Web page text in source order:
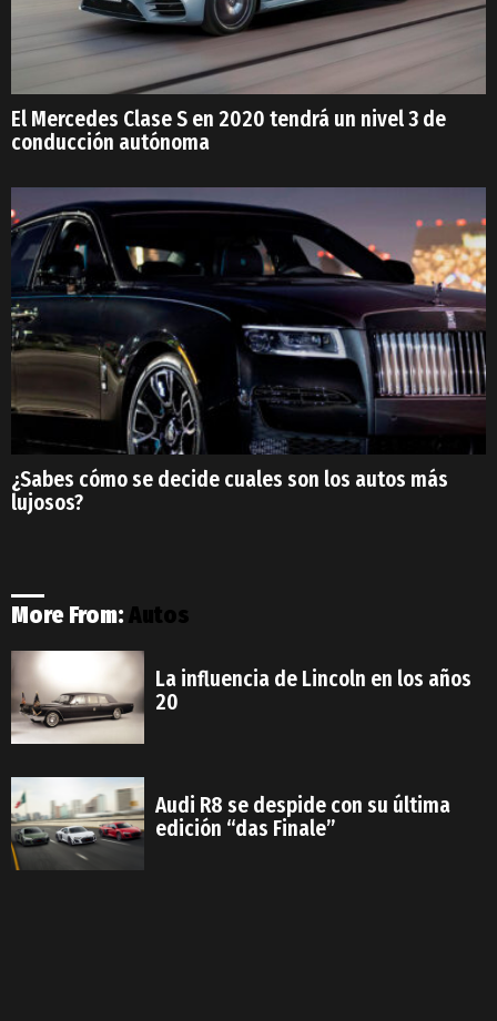
El Mercedes Clase S en 2020 tendrá un nivel 3 de
conducción autónoma
¿Sabes cómo se decide cuales son los autos más
lujosos?
More From:Autos
La influencia de Lincoln en los años
20
Audi R8 se despide con su última
edición “das Finale”